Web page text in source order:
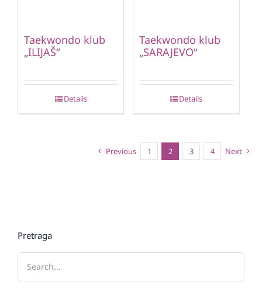
Taekwondo klub
„ILIJAŠ“
Details
Taekwondo klub
„SARAJEVO“
Details
Previous 1 2 3 4 Next
Pretraga